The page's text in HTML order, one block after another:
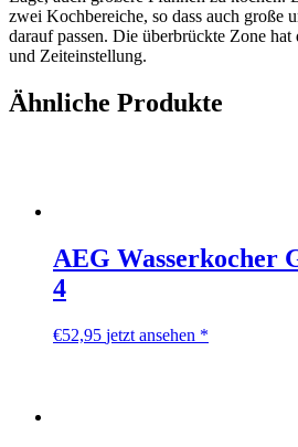
zwei Kochbereiche, so dass auch große
darauf passen. Die überbrückte Zone
und Zeiteinstellung.
Ähnliche Produkte
AEG Wasserkocher
4
€52,95 jetzt ansehen *